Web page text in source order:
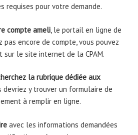
requises pour votre demande.
compte ameli, le portail en ligne de
pas encore de compte, vous pouvez
sur le site internet de la CPAM.
la rubrique dédiée aux
devriez y trouver un formulaire de
à remplir en ligne.
avec les informations demandées